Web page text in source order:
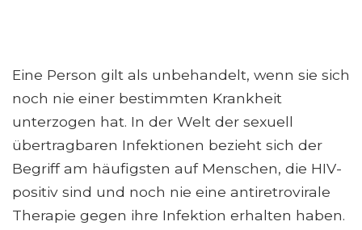
Eine Person gilt als unbehandelt, wenn sie sich
noch nie einer bestimmten Krankheit
unterzogen hat. In der Welt der sexuell
übertragbaren Infektionen bezieht sich der
Begriff am häufigsten auf Menschen, die HIV-
positiv sind und noch nie eine antiretrovirale
Therapie gegen ihre Infektion erhalten haben.